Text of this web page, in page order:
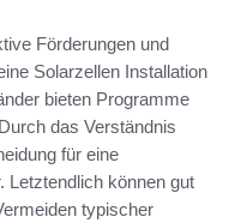
Förderungen und
Solarzellen Installation
bieten Programme
das Verständnis
für eine
Letztendlich können gut
typischer